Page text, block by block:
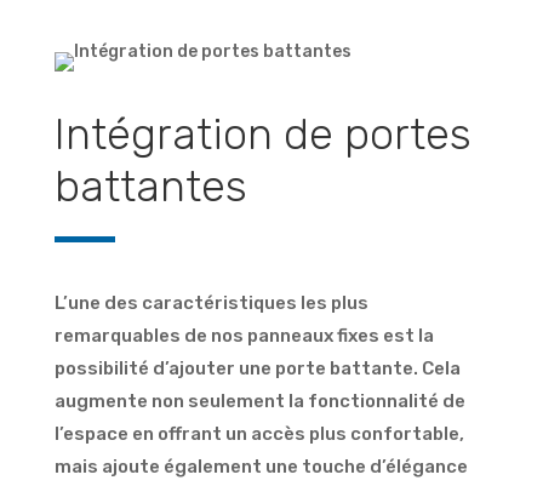
Intégration de portes
battantes
L’une des caractéristiques les plus
remarquables de nos panneaux fixes est la
possibilité d’ajouter une porte battante. Cela
augmente non seulement la fonctionnalité de
l’espace en offrant un accès plus confortable,
mais ajoute également une touche d’élégance